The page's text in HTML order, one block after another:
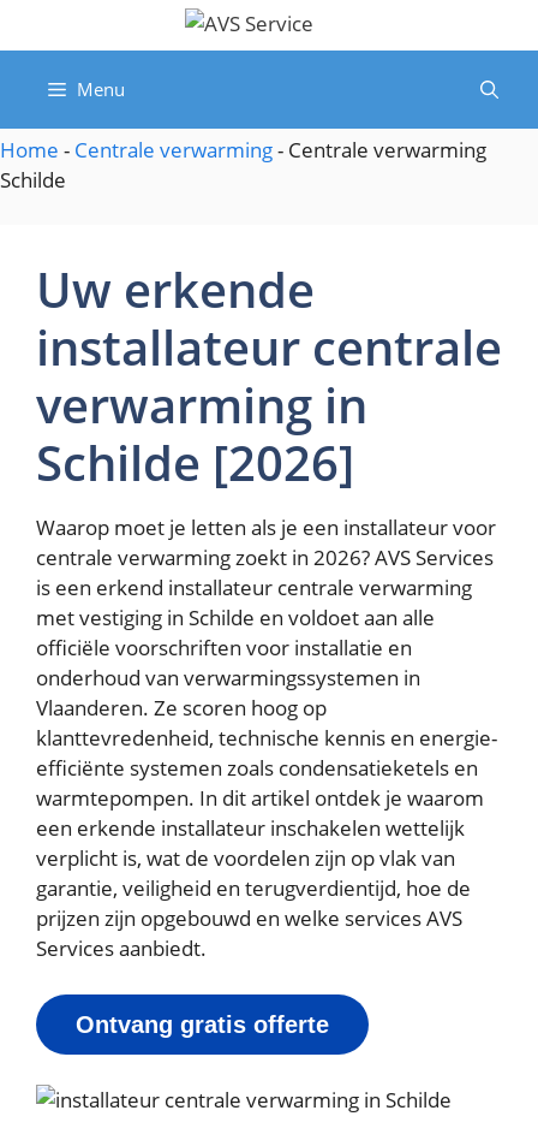
naar
inhoud
Menu
Home - Centrale verwarming- Centrale verwarming
Schilde
Uw erkende
installateur centrale
verwarming in
Schilde [2026]
Waarop moet je letten als je een installateur voor
centrale verwarming zoekt in 2026? AVS Services
is een erkend installateur centrale verwarming
met vestiging in Schilde en voldoet aan alle
officiële voorschriften voor installatie en
onderhoud van verwarmingssystemen in
Vlaanderen. Ze scoren hoog op
klanttevredenheid, technische kennis en energie-
efficiënte systemen zoals condensatieketels en
warmtepompen. In dit artikel ontdek je waarom
een erkende installateur inschakelen wettelijk
verplicht is, wat de voordelen zijn op vlak van
garantie, veiligheid en terugverdientijd, hoe de
prijzen zijn opgebouwd en welke services AVS
Services aanbiedt.
Ontvang gratis offerte